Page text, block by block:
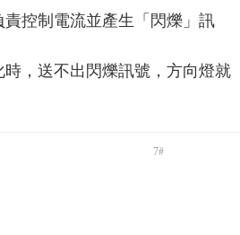
控制電流並產生「閃爍」訊
，送不出閃爍訊號，方向燈就
7#